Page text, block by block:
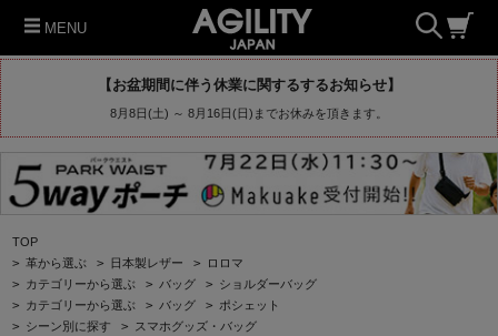
MENU
【お盆期間に伴う休業に関するするお知らせ】
8月8日(土) ～ 8月16日(日)までお休みを頂きます。
TOP
> 革から選ぶ > 日本製レザー > ロロマ
> カテゴリーから選ぶ > バッグ > ショルダーバッグ
> カテゴリーから選ぶ > バッグ > ポシェット
> シーン別に探す > スマホグッズ・バッグ